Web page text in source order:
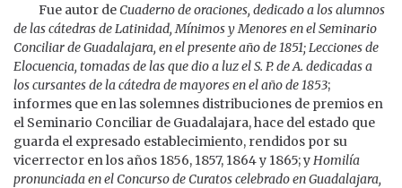
Fue autor deCuaderno de oraciones, dedicado a los alumnos
de las cátedras de Latinidad, Mínimos y Menores en el Seminario
Conciliar de Guadalajara, en el presente año de 1851; Lecciones de
Elocuencia, tomadas de las que dio a luz el S. P. de A. dedicadas a
los cursantes de la cátedra de mayores en el año de 1853;
informes que en las solemnes distribuciones de premios en
el Seminario Conciliar de Guadalajara, hace del estado que
guarda el expresado establecimiento, rendidos por su
vicerrector en los años 1856, 1857, 1864 y 1865; yHomilía
pronunciada en el Concurso de Curatos celebrado en Guadalajara,